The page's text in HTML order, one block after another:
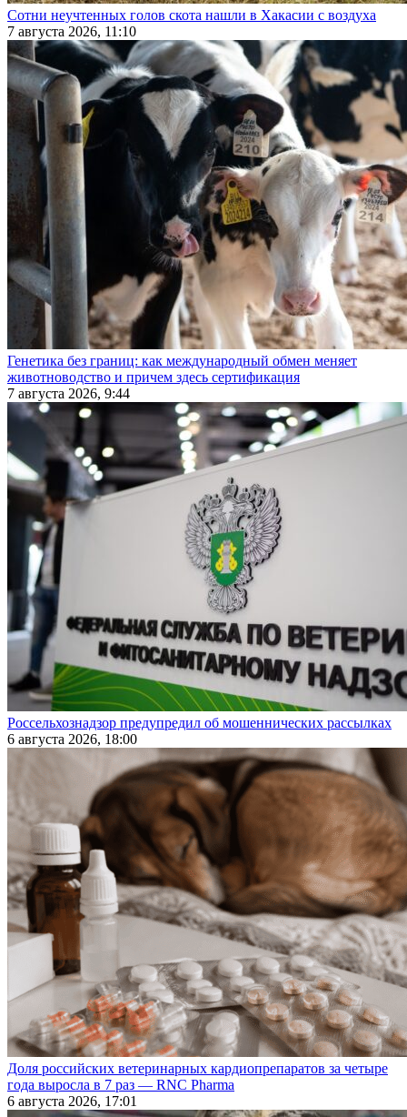
Сотни неучтенных голов скота нашли в Хакасии с воздуха
7 августа 2026, 11:10
Генетика без границ: как международный обмен меняет
животноводство и причем здесь сертификация
7 августа 2026, 9:44
Россельхознадзор предупредил об мошеннических рассылках
6 августа 2026, 18:00
Доля российских ветеринарных кардиопрепаратов за четыре
года выросла в 7 раз — RNC Pharma
6 августа 2026, 17:01